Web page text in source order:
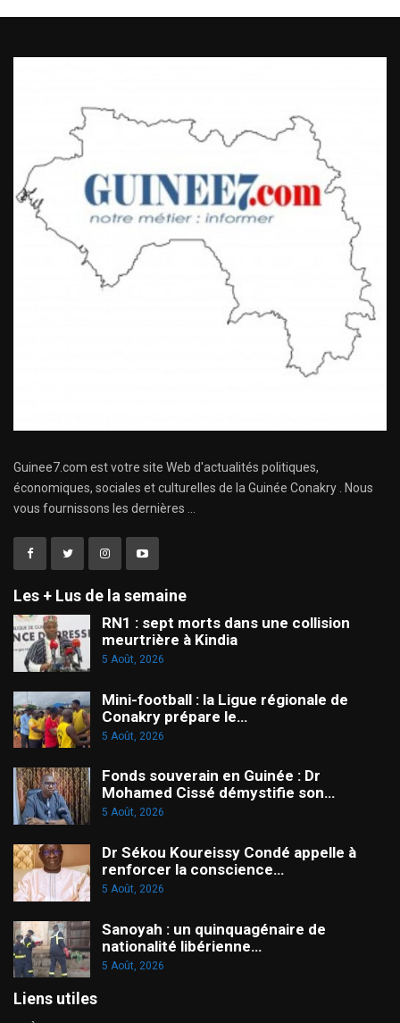
Guinee7.com est votre site Web d'actualités politiques,
économiques, sociales et culturelles de la Guinée Conakry . Nous
vous fournissons les dernières ...
Les + Lus de la semaine
RN1 : sept morts dans une collision
meurtrière à Kindia
5 Août, 2026
Mini-football : la Ligue régionale de
Conakry prépare le…
5 Août, 2026
Fonds souverain en Guinée : Dr
Mohamed Cissé démystifie son…
5 Août, 2026
Dr Sékou Koureissy Condé appelle à
renforcer la conscience…
5 Août, 2026
Sanoyah : un quinquagénaire de
nationalité libérienne…
5 Août, 2026
Liens utiles